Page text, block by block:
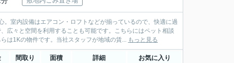
室内設備はエアコン・ロフトなどが揃っているので、快適に過
広々と空間を利用することも可能です。こちらにはペット相談
は1Kの物件です。当社スタッフが地域の賃... もっと見る
間取り 面積 詳細 お気に入り